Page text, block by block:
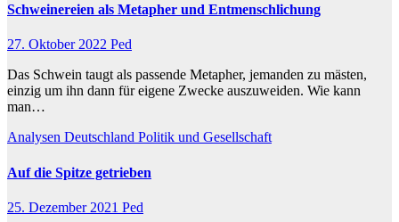
Schweinereien als Metapher und Entmenschlichung
27. Oktober 2022 Ped
Das Schwein taugt als passende Metapher, jemanden zu mästen,
einzig um ihn dann für eigene Zwecke auszuweiden. Wie kann
man…
Analysen Deutschland Politik und Gesellschaft
Auf die Spitze getrieben
25. Dezember 2021 Ped